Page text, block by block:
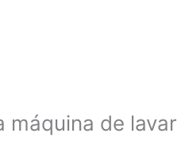
de